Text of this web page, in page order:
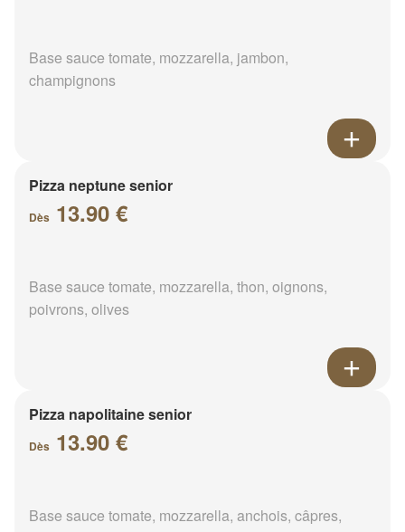
Base sauce tomate, mozzarella, jambon,
champignons
Pizza neptune senior
Dès 13.90 €
Base sauce tomate, mozzarella, thon, oignons,
poivrons, olives
Pizza napolitaine senior
Dès 13.90 €
Base sauce tomate, mozzarella, anchois, câpres,